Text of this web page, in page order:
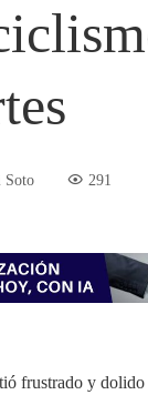
Soto 291
frustrado y dolido